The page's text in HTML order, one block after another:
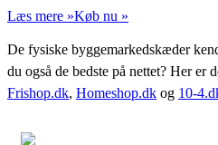
Læs mere »Køb nu »
De fysiske byggemarkedskæder
du også de bedste på nettet? Her er
Frishop.dk, Homeshop.dk og 10-